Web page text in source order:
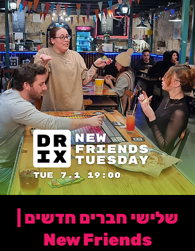
שלישי חברים חדשים |
New Friends